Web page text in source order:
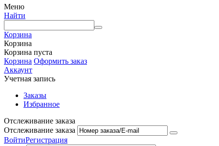
Меню
Найти
Корзина
Корзина
Корзина пуста
Корзина Оформить заказ
Аккаунт
Учетная запись
Заказы
Избранное
Отслеживание заказа
Отслеживание заказа
ВойтиРегистрация